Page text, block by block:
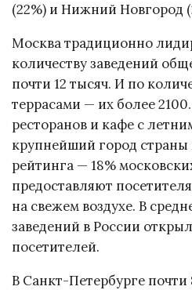
(22%) и Нижний Новгород
Москва традиционно
количеству заведений
почти 12 тысяч. И по
террасами — их более
ресторанов и кафе с
крупнейший город страны
рейтинга — 18%
предоставляют
на свежем воздухе. В
заведений в России
посетителей.
В Санкт-Петербурге почти